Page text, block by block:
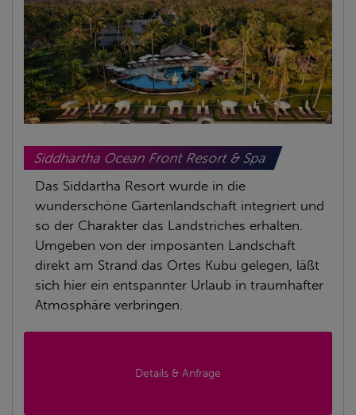
Siddhartha Ocean Front Resort & Spa
Das Siddartha Resort wurde in die
wunderschöne Gartenlandschaft integriert und
so der Charakter das Landstriches erhalten.
Umgeben von der imposanten Landschaft
direkt am Strand das Ortes Kubu gelegen, läßt
sich hier ein entspannter Urlaub in traumhafter
Atmosphäre verbringen.
Details & Anfrage